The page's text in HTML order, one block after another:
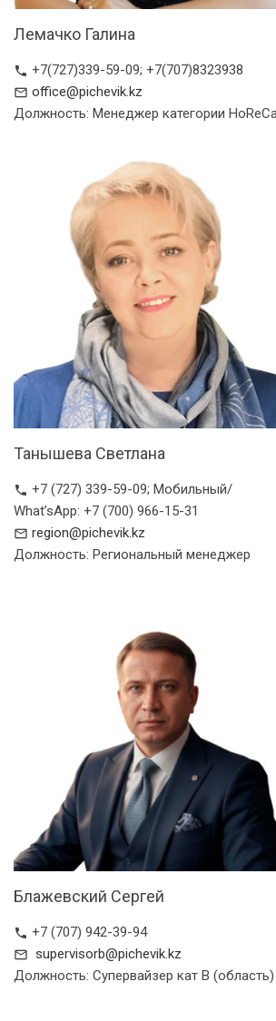
Лемачко Галина
phone +7(727)339-59-09; +7(707)8323938
mail_outline office@pichevik.kz
Должность: Менеджер категории
Танышева Светлана
phone +7 (727) 339-59-09; Мобильный/
What’sApp: +7 (700) 966-15-31
mail_outline region@pichevik.kz
Должность: Региональный менеджер
Блажевский Сергей
phone +7 (707) 942-39-94
mail_outline supervisorb@pichevik.kz
Должность: Супервайзер кат В (область)